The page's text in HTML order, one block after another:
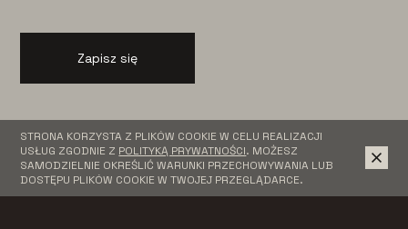
Zapisz się
STRONA KORZYSTA Z PLIKÓW COOKIE W CELU REALIZACJI
USŁUG ZGODNIE Z POLITYKĄ PRYWATNOŚCI. MOŻESZ
SAMODZIELNIE OKREŚLIĆ WARUNKI PRZECHOWYWANIA LUB
DOSTĘPU PLIKÓW COOKIE W TWOJEJ PRZEGLĄDARCE.